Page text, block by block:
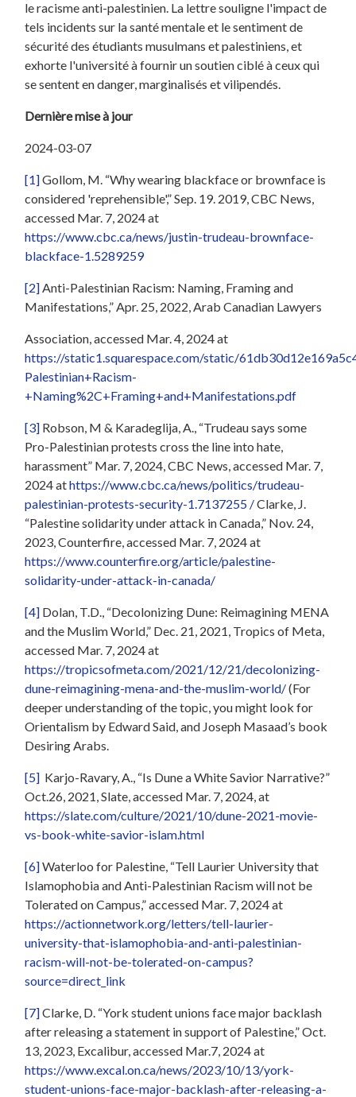
le racisme anti-palestinien. La lettre souligne l'impact de
tels incidents sur la santé mentale et le sentiment de
sécurité des étudiants musulmans et palestiniens, et
exhorte l'université à fournir un soutien ciblé à ceux qui
se sentent en danger, marginalisés et vilipendés.
Dernière mise à jour
2024-03-07
[1]Gollom, M. “Why wearing blackface or brownface is
considered 'reprehensible',” Sep. 19. 2019, CBC News,
accessed Mar. 7, 2024 at
https://www.cbc.ca/news/justin-trudeau-brownface-
blackface-1.5289259
[2] Anti-Palestinian Racism: Naming, Framing and
Manifestations,” Apr. 25, 2022, Arab Canadian Lawyers
Association, accessed Mar. 4, 2024 at
https://static1.squarespace.com/static/
Palestinian+Racism-
+Naming%2C+Framing+and+Manifestations.pdf
[3] Robson, M & Karadeglija, A., “Trudeau says some
Pro-Palestinian protests cross the line into hate,
harassment” Mar. 7, 2024, CBC News, accessed Mar. 7,
2024 athttps://www.cbc.ca/news/politics/trudeau-
palestinian-protests-security-1.7137255 /Clarke, J.
“Palestine solidarity under attack in Canada,” Nov. 24,
2023, Counterfire, accessed Mar. 7, 2024 at
https://www.counterfire.org/article/palestine-
solidarity-under-attack-in-canada/
[4] Dolan, T.D., “Decolonizing Dune: Reimagining MENA
and the Muslim World,” Dec. 21, 2021, Tropics of Meta,
accessed Mar. 7, 2024 at
https://tropicsofmeta.com/2021/12/21/decolonizing-
dune-reimagining-mena-and-the-muslim-world/(For
deeper understanding of the topic, you might look for
Orientalism by Edward Said, and Joseph Masaad’s book
Desiring Arabs.
[5] Karjo-Ravary, A., “Is Dune a White Savior Narrative?”
Oct.26, 2021, Slate, accessed Mar. 7, 2024, at
https://slate.com/culture/2021/10/dune-2021-movie-
vs-book-white-savior-islam.html
[6]Waterloo for Palestine, “Tell Laurier University that
Islamophobia and Anti-Palestinian Racism will not be
Tolerated on Campus,” accessed Mar. 7, 2024 at
https://actionnetwork.org/letters/tell-laurier-
university-that-islamophobia-and-anti-palestinian-
racism-will-not-be-tolerated-on-campus?
source=direct_link
[7]Clarke, D. “York student unions face major backlash
after releasing a statement in support of Palestine,” Oct.
13, 2023, Excalibur, accessed Mar.7, 2024 at
https://www.excal.on.ca/news/2023/10/13/york-
student-unions-face-major-backlash-after-releasing-a-